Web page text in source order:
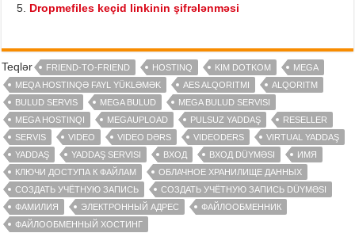
Dropmefiles keçid linkinin şifrələnməsi
Teqlər FRIEND-TO-FRIEND HOSTINQ KIM DOTKOM
MEGA
MEQA HOSTINQƏ FAYL YÜKLƏMƏK
AES ALQORITMI
ALQORITM
BULUD SERVIS
MEGA BULUD
MEGA BULUD SERVISI
MEGA HOSTINQI
MEGAUPLOAD PULSUZ YADDAŞ
RESELLER
SERVIS
VIDEO VIDEO DƏRS VIDEODERS
VIRTUAL YADDAŞ
YADDAŞ
YADDAŞ SERVISI ВХОД ВХОД DÜYMƏSI
ИМЯ
КЛЮЧИ ДОСТУПА К ФАЙЛАМ
ОБЛАЧНОЕ ХРАНИЛИЩЕ ДАННЫХ
СОЗДАТЬ УЧЁТНУЮ ЗАПИСЬ
СОЗДАТЬ УЧЁТНУЮ ЗАПИСЬ DÜYMƏSI
ФАМИЛИЯ
ЭЛЕКТРОННЫЙ АДРЕС
ФАЙЛООБМЕННИК
ФАЙЛООБМЕННЫЙ ХОСТИНГ